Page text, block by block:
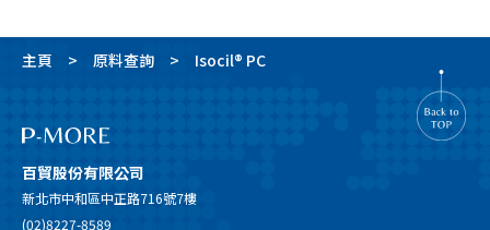
主頁 原料查詢 Isocil® PC
百貿股份有限公司
新北市中和區中正路716號7樓
(02)8227-8589